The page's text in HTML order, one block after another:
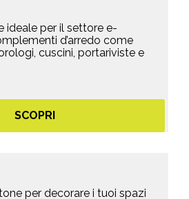
ideale per il settore e-
d’arredo come
cuscini, portariviste e
SCOPRI
per decorare i tuoi spazi